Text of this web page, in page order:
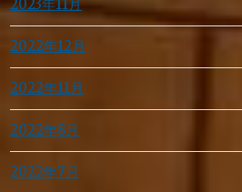
2023年11月
2022年12月
2022年11月
2022年8月
2022年7月